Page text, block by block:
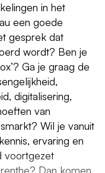
in het
een goede
gesprek dat
wordt? Ben je
Ga je graag de
digitalisering,
van
Wil je vanuit
ervaring en
voortgezet
Dan komen